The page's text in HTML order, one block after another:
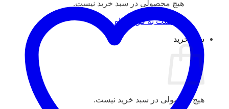
هیچ محصولی در سبد خرید نیست.
بازگشت به فروشگاه
سبد خرید
هیچ محصولی در سبد خرید نیست.